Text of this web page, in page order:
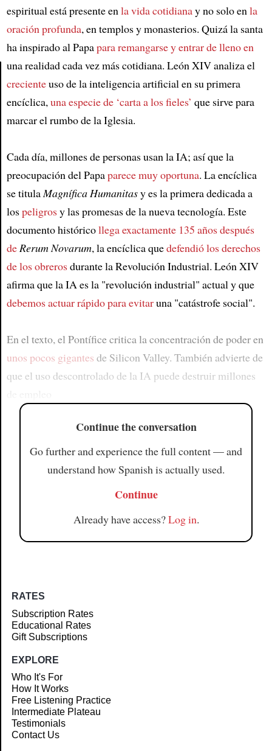
Article
espiritual está presente enla vida cotidianay no solo enla
oración profunda, en templos y monasterios. Quizá la santa
ha inspirado al Papapara remangarse y entrar de lleno en
una realidad cada vez más cotidiana. León XIV analiza el
crecienteuso de la inteligencia artificial en su primera
encíclica,una especie de ‘carta a los fieles’ que sirve para
marcar el rumbo de la Iglesia.
Cada día, millones de personas usan la IA; así que la
preocupación del Papaparece muy oportuna. La encíclica
se titulaMagnífica Humanitasy es la primera dedicada a
lospeligrosy las promesas de la nueva tecnología. Este
documento históricollega exactamente 135 años después
deRerum Novarum, la encíclica quedefendió los derechos
de los obrerosdurante la Revolución Industrial. León XIV
afirma que la IA es la "revolución industrial" actual y que
debemos actuar rápido para evitaruna "catástrofe social".
En el texto, el Pontífice critica la concentración de poder en
unos pocos gigantes de Silicon Valley. También advierte de
que el uso descontrolado de la IA puede destruir millones
Continue the conversation
Go further and experience the full content — and
understand how Spanish is actually used.
Continue
Already have access?Log in.
RATES
Subscription Rates
Educational Rates
Gift Subscriptions
EXPLORE
Who It's For
How It Works
Free Listening Practice
Intermediate Plateau
Testimonials
Contact Us